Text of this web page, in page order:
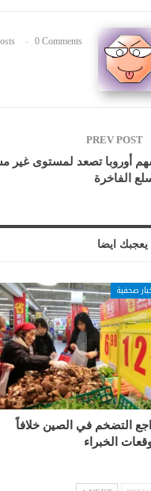
0 Comments
أوروبا تصعد لمستوى
الفاخرة
يعجبك ايضا
صحفية
التضخم في الصين خلافاً
الخبراء